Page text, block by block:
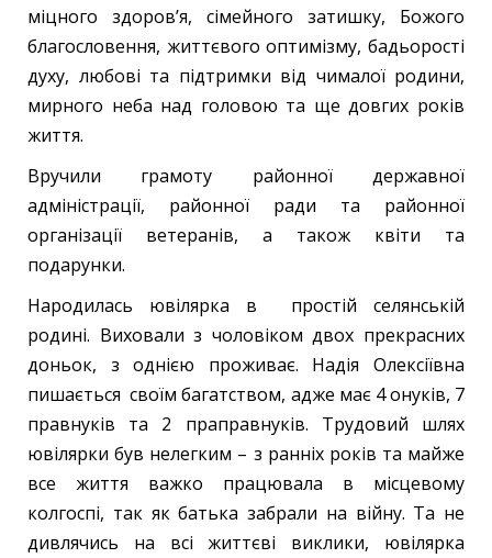
міцного здоров’я, сімейного затишку, Божого
благословення, життєвого оптимізму, бадьорості
духу, любові та підтримки від чималої родини,
мирного неба над головою та ще довгих років
життя.
Вручили грамоту районної державної
адміністрації, районної ради та районної
організації ветеранів, а також квіти та
подарунки.
Народилась ювілярка в простій селянській
родині. Виховали з чоловіком двох прекрасних
доньок, з однією проживає. Надія Олексіївна
пишається своїм багатством, адже має 4 онуків, 7
правнуків та 2 праправнуків. Трудовий шлях
ювілярки був нелегким – з ранніх років та майже
все життя важко працювала в місцевому
колгоспі, так як батька забрали на війну. Та не
дивлячись на всі життєві виклики, ювілярка